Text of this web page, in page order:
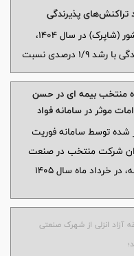
تراکنش‌های پذیرندگی
بر اساس گزارش عملکرد شبکه پرداخت کشور (شاپرک) در سال ۱۴۰۴،
سهم بانک مهر ایران در تراکنش‌های پذیرندگی با رشد ۱/۹ درصدی نسبت
منتخب بیمه ای در حسن
موثر در سامانه فواد
شده توسط سامانه فوریت
به عنوان شرکت منتخب در صنعت
بیمه، به دلیل عملکرد مطلوب در این سامانه، در خرداد ماه سال 1405
آزاد انزلی از شهرک صنعتی